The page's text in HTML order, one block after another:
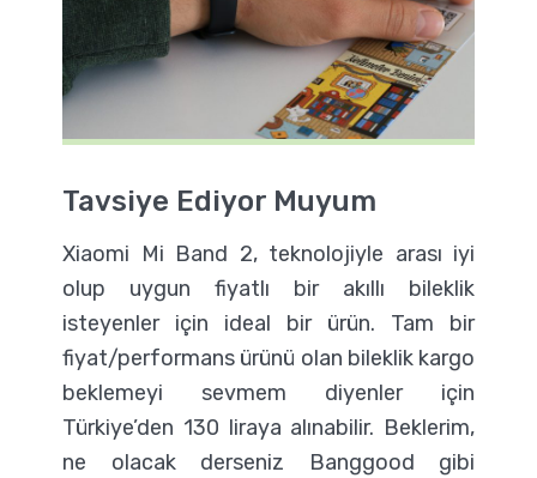
Tavsiye Ediyor Muyum
Xiaomi Mi Band 2, teknolojiyle arası iyi
olup uygun fiyatlı bir akıllı bileklik
isteyenler için ideal bir ürün. Tam bir
fiyat/performans ürünü olan bileklik kargo
beklemeyi sevmem diyenler için
Türkiye’den 130 liraya alınabilir. Beklerim,
ne olacak derseniz Banggood gibi